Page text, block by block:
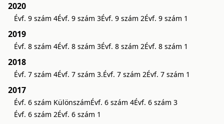
2020
Évf. 9 szám 4Évf. 9 szám 3Évf. 9 szám 2Évf. 9 szám 1
2019
Évf. 8 szám 4Évf. 8 szám 3Évf. 8 szám 2Évf. 8 szám 1
2018
Évf. 7 szám 4Évf. 7 szám 3.Évf. 7 szám 2Évf. 7 szám 1
2017
Évf. 6 szám KülönszámÉvf. 6 szám 4Évf. 6 szám 3
Évf. 6 szám 2Évf. 6 szám 1